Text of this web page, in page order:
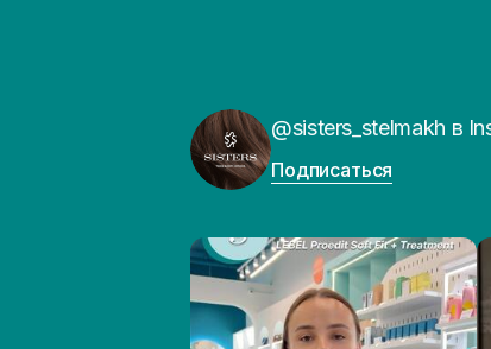
@sisters_stelmakh в
Подписаться